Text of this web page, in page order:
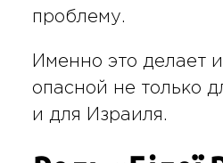
проблему.
Именно это делает
опасной не только
и для Израиля.